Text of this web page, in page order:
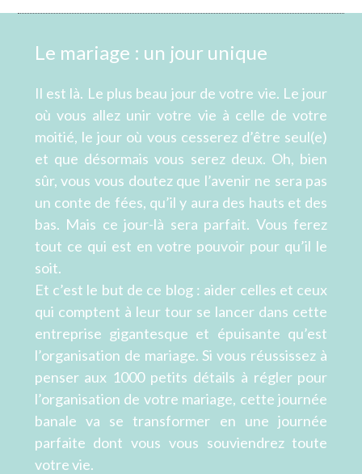
Le mariage : un jour unique
Il est là. Le plus beau jour de votre vie. Le jour
où vous allez unir votre vie à celle de votre
moitié, le jour où vous cesserez d’être seul(e)
et que désormais vous serez deux. Oh, bien
sûr, vous vous doutez que l’avenir ne sera pas
un conte de fées, qu’il y aura des hauts et des
bas. Mais ce jour-là sera parfait. Vous ferez
tout ce qui est en votre pouvoir pour qu’il le
soit.
Et c’est le but de ce blog : aider celles et ceux
qui comptent à leur tour se lancer dans cette
entreprise gigantesque et épuisante qu’est
l’organisation de mariage. Si vous réussissez à
penser aux 1000 petits détails à régler pour
l’organisation de votre mariage, cette journée
banale va se transformer en une journée
parfaite dont vous vous souviendrez toute
votre vie.